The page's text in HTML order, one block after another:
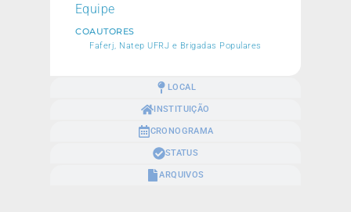
LOCAL
INSTITUIÇÃO
CRONOGRAMA
STATUS
ARQUIVOS
Equipe
COAUTORES
Faferj, Natep UFRJ e Brigadas Populares